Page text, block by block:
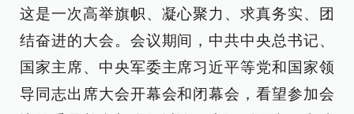
这是一次高举旗帜、凝心聚力、求真务实、团
结奋进的大会。会议期间，中共中央总书记、
国家主席、中央军委主席习近平等党和国家领
导同志出席大会开幕会和闭幕会，看望参加会